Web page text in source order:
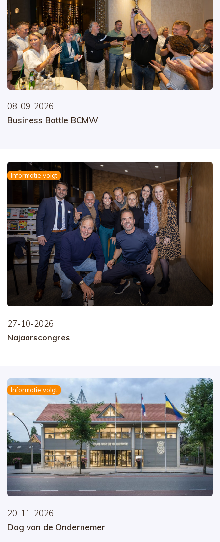
08-09-2026
Business Battle BCMW
Informatie volgt
27-10-2026
Najaarscongres
Informatie volgt
20-11-2026
Dag van de Ondernemer